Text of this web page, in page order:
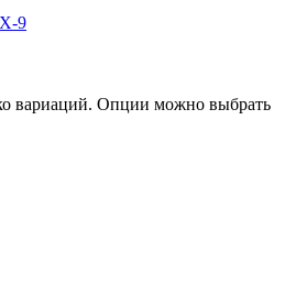
9
вариаций. Опции можно выбрать